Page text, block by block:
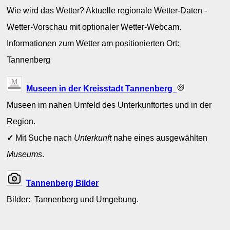
Wie wird das Wetter? Aktuelle regionale Wetter-Daten -
Wetter-Vorschau mit optionaler Wetter-Webcam.
Informationen zum Wetter am positionierten Ort:
Tannenberg
Museen in der Kreisstadt Tannenberg
Museen im nahen Umfeld des Unterkunftortes und in der
Region.
✓ Mit Suche nach Unterkunftnahe eines ausgewählten
Museums.
Tannenberg Bilder
Bilder: Tannenberg und Umgebung.